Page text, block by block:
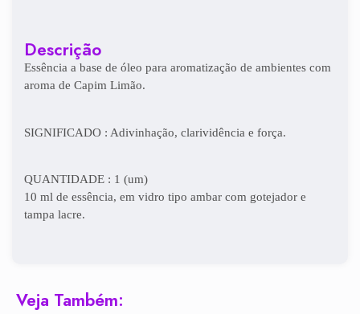
Descrição
Essência a base de óleo para aromatização de ambientes com
aroma de Capim Limão.
SIGNIFICADO : Adivinhação, clarividência e força.
QUANTIDADE : 1 (um)
10 ml de essência, em vidro tipo ambar com gotejador e
tampa lacre.
Veja Também: